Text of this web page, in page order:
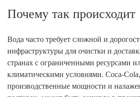
Почему так происходит
Вода часто требует сложной и
инфраструктуры для очистки и
странах с ограниченными ресурсами
климатическими условиями. Coca-
производственные мощности и